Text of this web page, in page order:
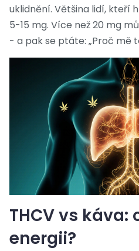
uklidnění. Většina lidí, kteří
5-15 mg. Více než 20 mg
- a pak se ptáte: „Proč mě
THCV vs káva:
energii?